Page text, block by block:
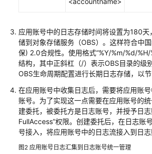
技
股
份
有
限
司
解
决
方
案
实
应用账号中的日志存储时间将设置为180
储到对象存储服务（OBS）。这样符合中
保) 2.0合规性。使用格式“%Y/%m/%d/%H/
结构，其中正斜杠（/）表示OBS目录的级
OBS生命周期配置进行长期日志存储，以节
在应用账号中收集日志后，需要将应用账
账号。为了实现这一点需要在应用账号的
建委托，被委托方是日志账号，并授予日志
FullAccess”权限。创建委托后，在日志账
号接入，将应用账号中的日志流接入到日志
图2 应用账号日志汇集到日志账号统一管理